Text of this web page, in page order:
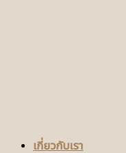
เกี่ยวกับเรา